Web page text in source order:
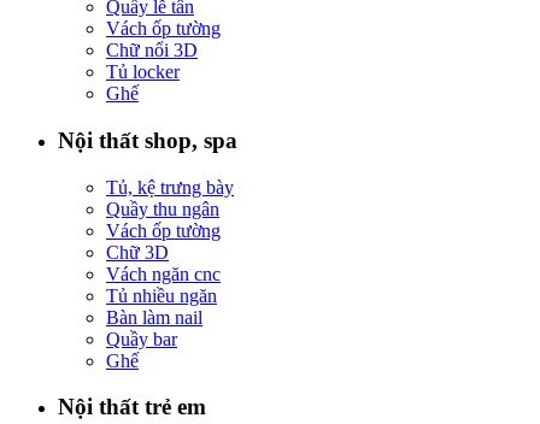
Quầy lễ tân
Vách ốp tường
Chữ nổi 3D
Tủ locker
Ghế
Nội thất shop, spa
Tủ, kệ trưng bày
Quầy thu ngân
Vách ốp tường
Chữ 3D
Vách ngăn cnc
Tủ nhiều ngăn
Bàn làm nail
Quầy bar
Ghế
Nội thất trẻ em